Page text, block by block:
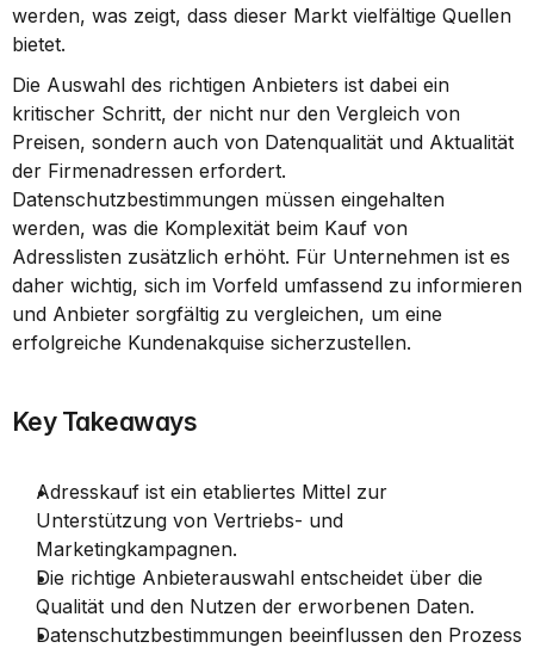
werden, was zeigt, dass dieser Markt vielfältige Quellen
bietet.
Die Auswahl des richtigen Anbieters ist dabei ein
kritischer Schritt, der nicht nur den Vergleich von
Preisen, sondern auch von Datenqualität und Aktualität
der Firmenadressen erfordert.
Datenschutzbestimmungen müssen eingehalten
werden, was die Komplexität beim Kauf von
Adresslisten zusätzlich erhöht. Für Unternehmen ist es
daher wichtig, sich im Vorfeld umfassend zu informieren
und Anbieter sorgfältig zu vergleichen, um eine
erfolgreiche Kundenakquise sicherzustellen.
Key Takeaways
Adresskauf ist ein etabliertes Mittel zur
Unterstützung von Vertriebs- und
Marketingkampagnen.
Die richtige Anbieterauswahl entscheidet über die
Qualität und den Nutzen der erworbenen Daten.
Datenschutzbestimmungen beeinflussen den Prozess